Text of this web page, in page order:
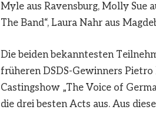
Myle aus Ravensburg, Molly Sue
The Band“, Laura Nahr aus
Die beiden bekanntesten
früheren DSDS-Gewinners
Castingshow „The Voice of
die drei besten Acts aus. Aus